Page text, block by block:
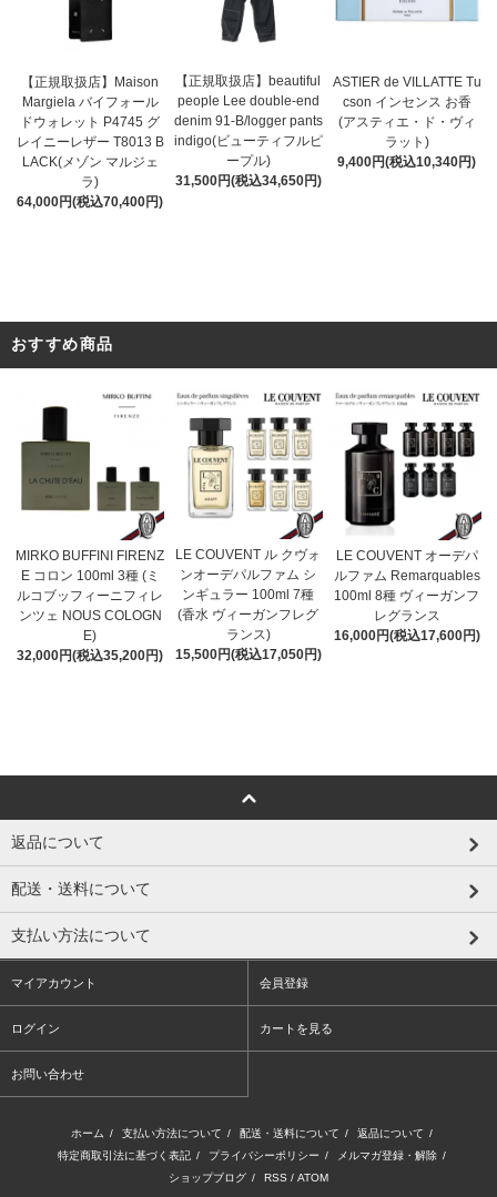
【正規取扱店】Maison
Margiela バイフォール
ドウォレット P4745 グ
レイニーレザー T8013 B
LACK(メゾン マルジェ
ラ)
64,000円(税込70,400円)
【正規取扱店】beautiful
people Lee double-end
denim 91-B/logger pants
indigo(ビューティフルピ
ープル)
31,500円(税込34,650円)
ASTIER de VILLATTE Tu
cson インセンス お香
(アスティエ・ド・ヴィ
ラット)
9,400円(税込10,340円)
おすすめ商品
MIRKO BUFFINI FIRENZ
E コロン 100ml 3種 (ミ
ルコブッフィーニフィレ
ンツェ NOUS COLOGN
E)
32,000円(税込35,200円)
LE COUVENT ル クヴォ
ンオーデパルファム シ
ンギュラー 100ml 7種
(香水 ヴィーガンフレグ
ランス)
15,500円(税込17,050円)
LE COUVENT オーデパ
ルファム Remarquables
100ml 8種 ヴィーガンフ
レグランス
16,000円(税込17,600円)
返品について
配送・送料について
支払い方法について
マイアカウント 会員登録
ログイン カートを見る
お問い合わせ
ホーム / 支払い方法について / 配送・送料について / 返品について /
特定商取引法に基づく表記 / プライバシーポリシー / メルマガ登録・解除 /
ショップブログ / RSS / ATOM